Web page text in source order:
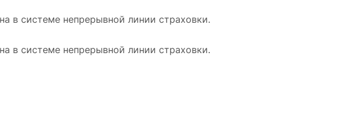
в системе непрерывной линии страховки.
в системе непрерывной линии страховки.